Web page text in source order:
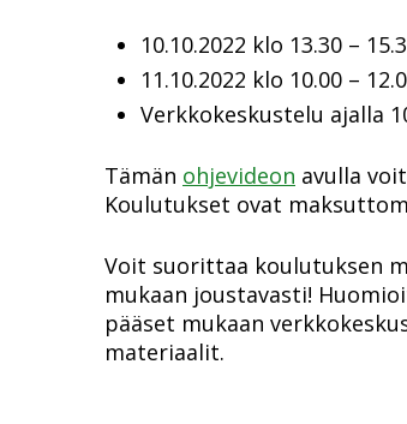
10.10.2022 klo 13.30 –
11.10.2022 klo 10.00 –
Verkkokeskustelu ajalla
Tämän ohjevideon avulla
Koulutukset ovat
Voit suorittaa koulutuksen
mukaan joustavasti!
pääset mukaan
materiaalit.